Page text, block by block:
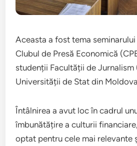
Aceasta a fost tema
Clubul de Presă Economică
studenții Facultății de Jurnalism
Universității de Stat din
Întâlnirea a avut loc în cadrul
îmbunătățire a culturii
optat pentru cele mai relevante